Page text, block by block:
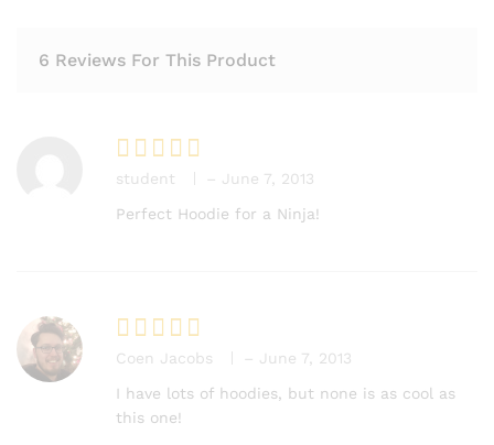
6 Reviews For This Product
Rated
out of 5
student – June 7, 2013
Perfect Hoodie for a Ninja!
Rated5
out of 5
Coen Jacobs – June 7, 2013
I have lots of hoodies, but none is as cool as
this one!